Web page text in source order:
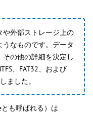
や外部ストレージ上の
なものです。データ
の他の詳細を決定し
、FAT32、および
ました。
とも呼ばれる）は